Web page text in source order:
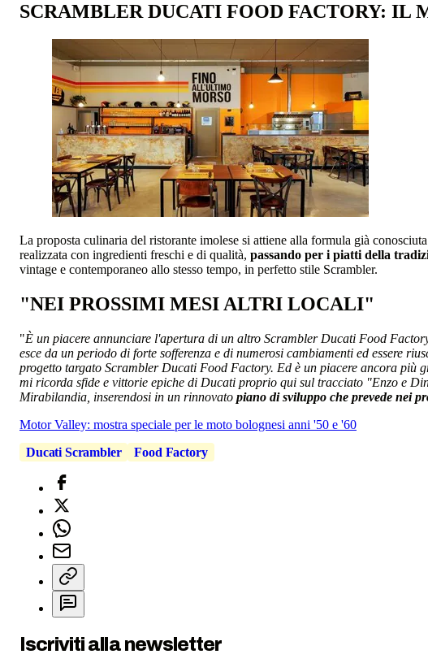
SCRAMBLER DUCATI FOOD FACTORY: IL
La proposta culinaria del ristorante imolese si attiene alla formula già
realizzata con ingredienti freschi e di qualità, passando per i piatti della
vintage e contemporaneo allo stesso tempo, in perfetto stile Scrambler.
"NEI PROSSIMI MESI ALTRI LOCALI"
"È un piacere annunciare l'apertura di un altro Scrambler Ducati Food
esce da un periodo di forte sofferenza e di numerosi cambiamenti ed essere
progetto targato Scrambler Ducati Food Factory. Ed è un piacere ancora più
mi ricorda sfide e vittorie epiche di Ducati proprio qui sul tracciato "Enzo e
Mirabilandia, inserendosi in un rinnovato piano di sviluppo che prevede nei
Motor Valley: mostra speciale per le moto bolognesi anni '50 e '60
Ducati Scrambler
Food Factory
Iscriviti alla newsletter